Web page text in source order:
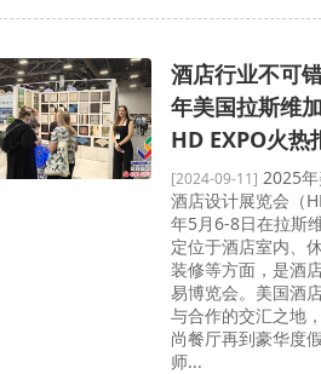
酒店行业不可
年美国拉斯维
HD EXPO火热
[2024-09-11] 2025
酒店设计展览会（
年5月6-8日在拉斯
定位于酒店室内、
装修等方面，是酒
易博览会。美国酒
与合作的交汇之地
尚餐厅再到豪华度
师...